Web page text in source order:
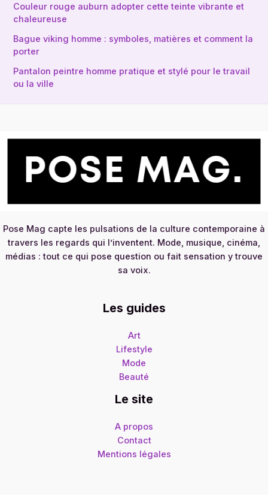
Couleur rouge auburn adopter cette teinte vibrante et
chaleureuse
Bague viking homme : symboles, matières et comment la
porter
Pantalon peintre homme pratique et stylé pour le travail
ou la ville
Pose Mag capte les pulsations de la culture contemporaine à
travers les regards qui l’inventent. Mode, musique, cinéma,
médias : tout ce qui pose question ou fait sensation y trouve
sa voix.
Les guides
Art
Lifestyle
Mode
Beauté
Le site
A propos
Contact
Mentions légales